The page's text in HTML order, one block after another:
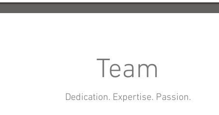
Team
Dedication. Expertise. Passion.